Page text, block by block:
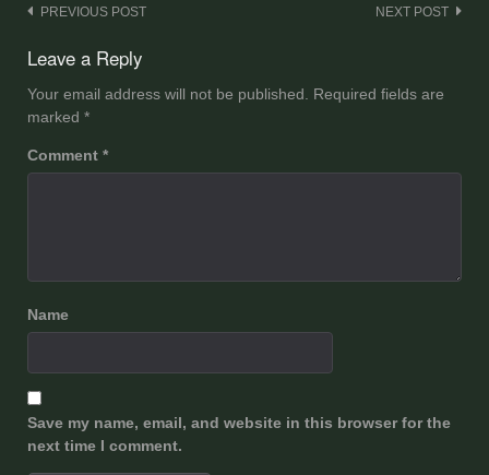
Post
navigation
PREVIOUS POST NEXT POST
Leave a Reply
Your email address will not be published.
Required fields are
marked *
Comment *
Name
Save my name, email, and website in this browser for the
next time I comment.